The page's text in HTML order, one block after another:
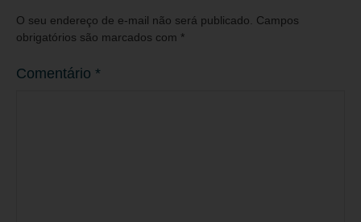
O seu endereço de e-mail não será publicado.
Campos
obrigatórios são marcados com *
Comentário *